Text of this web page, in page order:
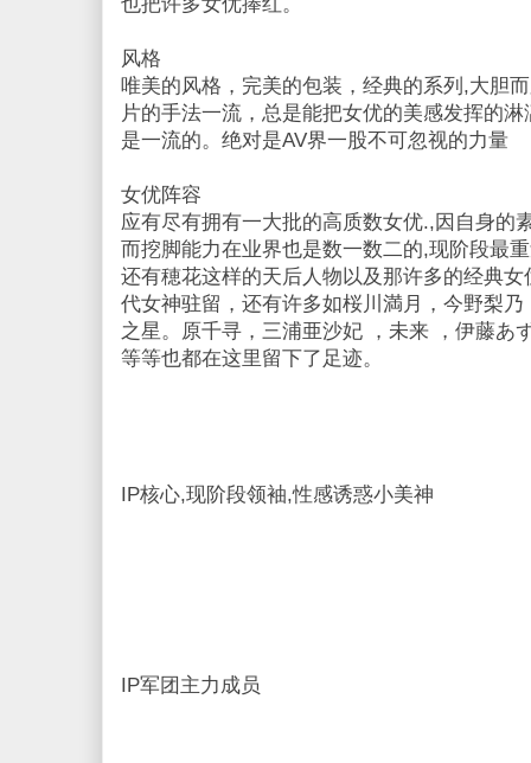
风格
唯美的风格，完美的包装，经典的系列,大胆
片的手法一流，总是能把女优的美感发挥的
是一流的。绝对是AV界一股不可忽视的力量
女优阵容
应有尽有拥有一大批的高质数女优.,因自身的
而挖脚能力在业界也是数一数二的,现阶段最
还有穂花这样的天后人物以及那许多的经典
代女神驻留，还有许多如桜川満月，今野梨
之星。原千寻，三浦亜沙妃 ，未来 ，伊藤あ
等等也都在这里留下了足迹。
IP核心,现阶段领袖,性感诱惑小美神
IP军团主力成员